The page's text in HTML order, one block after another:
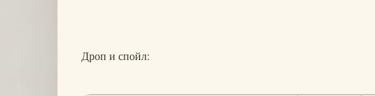
Дроп и спойл: